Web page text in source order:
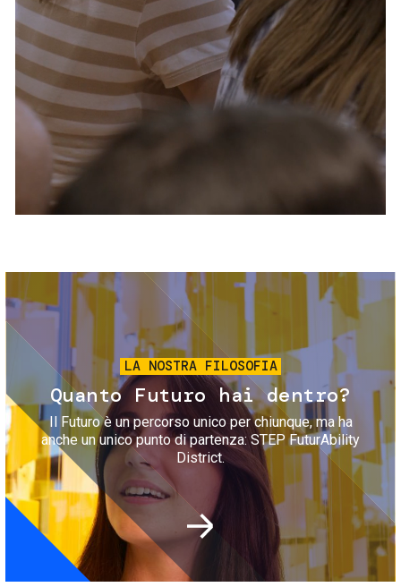
Servizi e accessibilità
Contatti
FAQ
Biglietti
Immagine
LA NOSTRA FILOSOFIA
Quanto Futuro hai dentro?
Il Futuro è un percorso unico per chiunque, ma ha
anche un unico punto di partenza: STEP FuturAbility
District.